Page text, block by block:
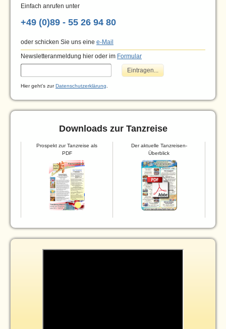
Einfach anrufen unter
+49 (0)89 - 55 26 94 80
oder schicken Sie uns eine e-Mail
Newsletteranmeldung hier oder im Formular
Hier geht's zurDatenschutzerklärung.
Downloads zur Tanzreise
Prospekt zur Tanzreise als
PDF
Der aktuelle Tanzreisen-
Überblick